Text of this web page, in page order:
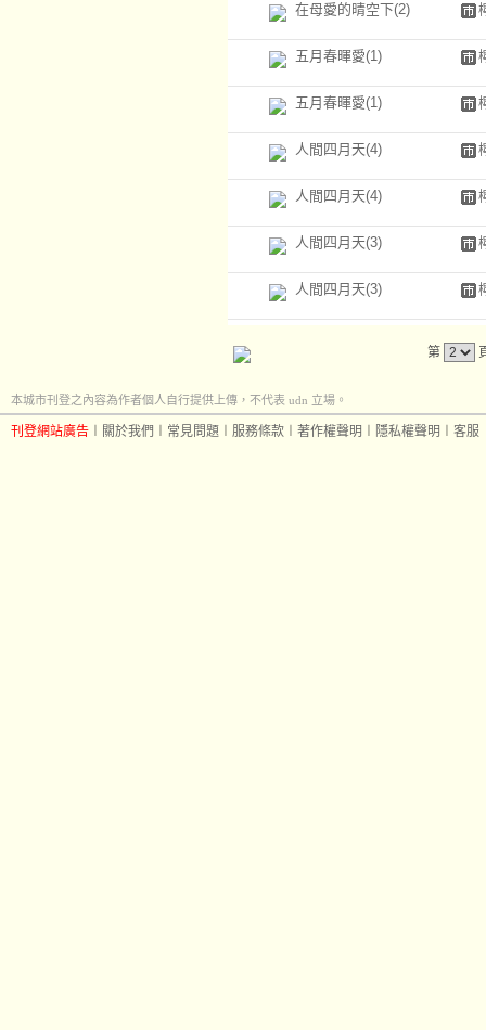
在母愛的晴空下(2)
五月春暉愛(1)
五月春暉愛(1)
人間四月天(4)
人間四月天(4)
人間四月天(3)
人間四月天(3)
第
本城市刊登之內容為作者個人自行提供上傳，不代表 udn 立場。
刊登網站廣告 關於我們 常見問題 服務條款 著作權聲明 隱私權聲明 客服